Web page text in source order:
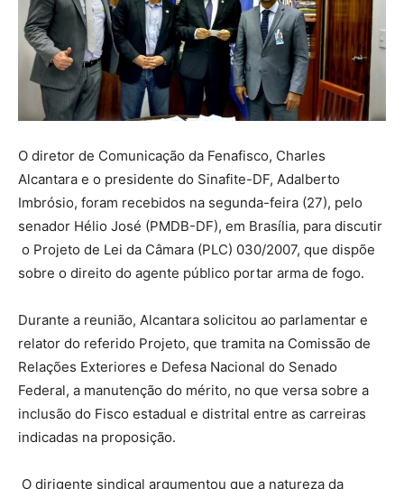
O diretor de Comunicação da Fenafisco, Charles
Alcantara e o presidente do Sinafite-DF, Adalberto
Imbrósio, foram recebidos na segunda-feira (27), pelo
senador Hélio José (PMDB-DF), em Brasília, para discutir
o Projeto de Lei da Câmara (PLC) 030/2007, que dispõe
sobre o direito do agente público portar arma de fogo.
Durante a reunião, Alcantara solicitou ao parlamentar e
relator do referido Projeto, que tramita na Comissão de
Relações Exteriores e Defesa Nacional do Senado
Federal, a manutenção do mérito, no que versa sobre a
inclusão do Fisco estadual e distrital entre as carreiras
indicadas na proposição.
O dirigente sindical argumentou que a natureza da